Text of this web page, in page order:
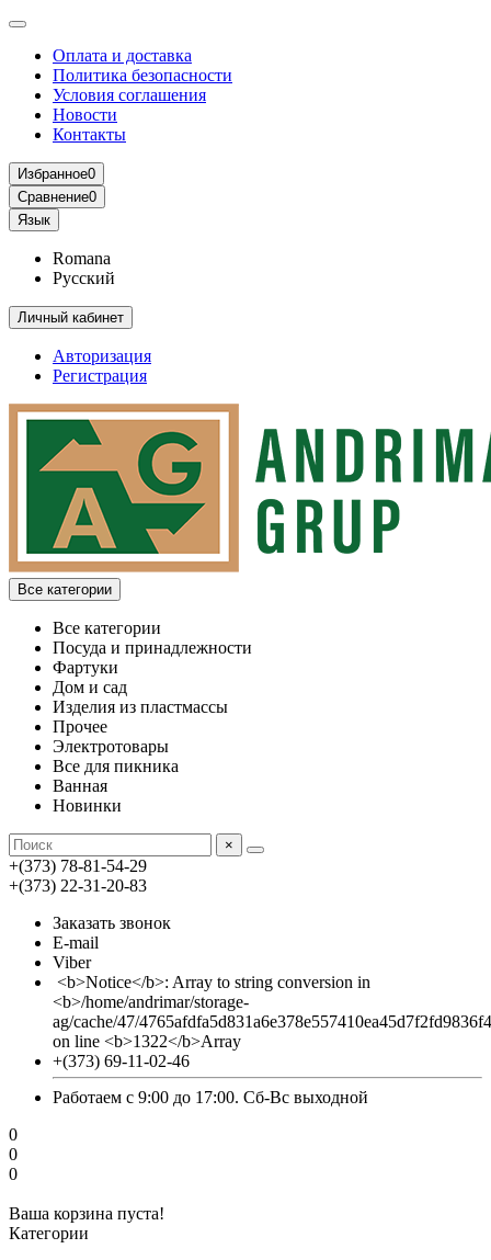
Оплата и доставка
Политика безопасности
Условия соглашения
Новости
Контакты
Избранное0
Сравнение0
Язык
Romana
Русский
Личный кабинет
Авторизация
Регистрация
Все категории
Все категории
Посуда и принадлежности
Фартуки
Дом и сад
Изделия из пластмассы
Прочее
Электротовары
Все для пикника
Ванная
Новинки
×
+(373) 78-81-54-29
+(373) 22-31-20-83
Заказать звонок
E-mail
Viber
<b>Notice</b>: Array to string conversion in
<b>/home/andrimar/storage-
ag/cache/47/
on line <b>1322</b>Array
+(373) 69-11-02-46
Работаем с 9:00 до 17:00. Сб-Вс выходной
0
0
0
Ваша корзина пуста!
Категории